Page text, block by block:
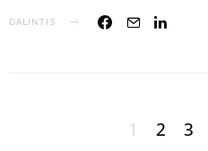
DALINTIS
1 2 3